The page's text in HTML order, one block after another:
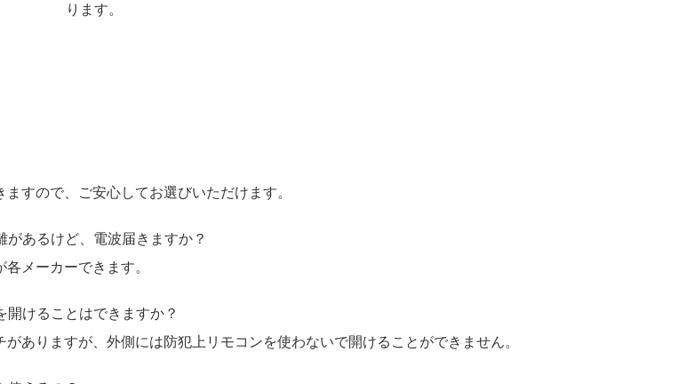
ります。
すので、ご安心してお選びいただけます。
あるけど、電波届きますか？
メーカーできます。
けることはできますか？
ありますが、外側には防犯上リモコンを使わないで開けることができません。